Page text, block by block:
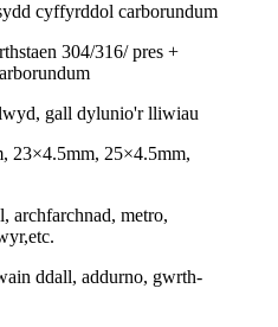
cyffyrddol carborundum
304/316/ pres +
gall dylunio'r lliwiau
23×4.5mm, 25×4.5mm,
archfarchnad, metro,
etc.
ddall, addurno, gwrth-